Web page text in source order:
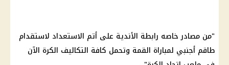
"‏من مصادر خاصه رابطة الأندية على أتم الاستعداد لاستقدام
طاقم أجنبي لمباراة القمة وتحمل كافة التكاليف الكرة الآن